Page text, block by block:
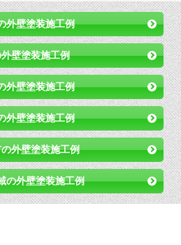
外壁塗装施工例
壁塗装施工例
外壁塗装施工例
外壁塗装施工例
外壁塗装施工例
の外壁塗装施工例